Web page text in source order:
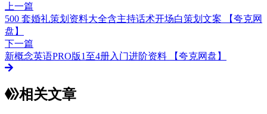
上一篇
500 套婚礼策划资料大全含主持话术开场白策划文案 【夸克网
盘】
下一篇
新概念英语PRO版1至4册入门进阶资料 【夸克网盘】
相关文章